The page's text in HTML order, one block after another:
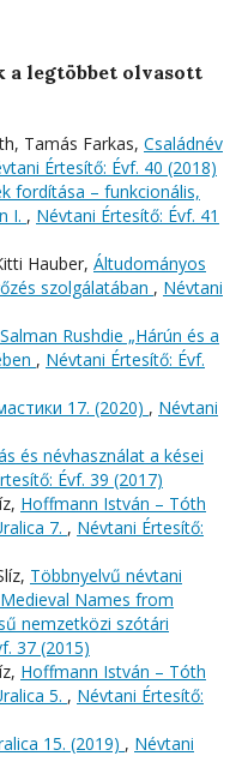
a legtöbbet olvasott
Tamás Farkas, Családnév
Értesítő: Évf. 40 (2018)
fordítása – funkcionális,
I. , Névtani Értesítő: Évf. 41
Hauber, Áltudományos
szolgálatában , Névtani
Rushdie „Hárún és a
, Névtani Értesítő: Évf.
17. (2020) , Névtani
és névhasználat a kései
Évf. 39 (2017)
Hoffmann István – Tóth
7. , Névtani Értesítő:
Többnyelvű névtani
Names from
nemzetközi szótári
37 (2015)
Hoffmann István – Tóth
5. , Névtani Értesítő:
15. (2019) , Névtani